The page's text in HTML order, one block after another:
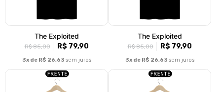
The Exploited
R$ 85,00 R$ 79,90
3x de R$ 26,63 sem juros
The Exploited
R$ 85,00 R$ 79,90
3x de R$ 26,63 sem juros